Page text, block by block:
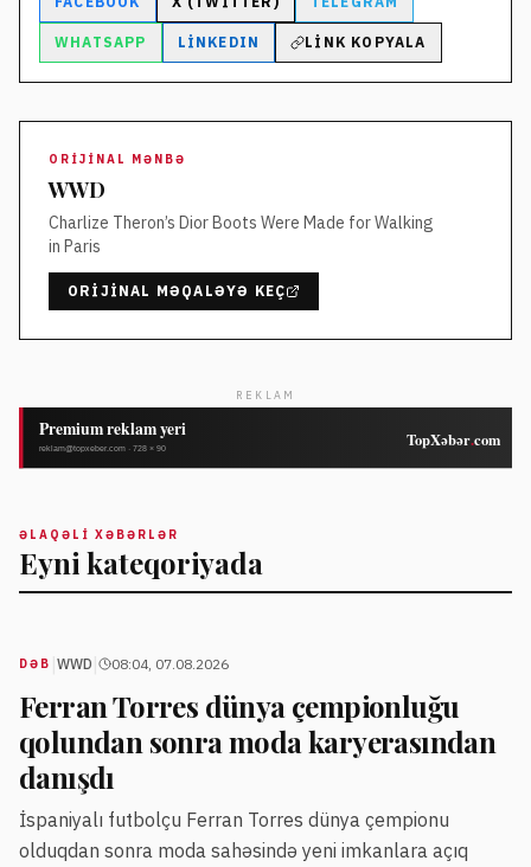
WHATSAPP LINKEDIN LINK KOPYALA
ORIJINAL MƏNBƏ
WWD
Charlize Theron’s Dior Boots Were Made for Walking
in Paris
ORIJINAL MƏQALƏYƏ KEÇ
REKLAM
ƏLAQƏLI XƏBƏRLƏR
Eyni kateqoriyada
DƏB WWD 08:04, 07.08.2026
Ferran Torres dünya çempionluğu
qolundan sonra moda karyerasından
danışdı
İspaniyalı futbolçu Ferran Torres dünya çempionu
olduqdan sonra moda sahəsində yeni imkanlara açıq